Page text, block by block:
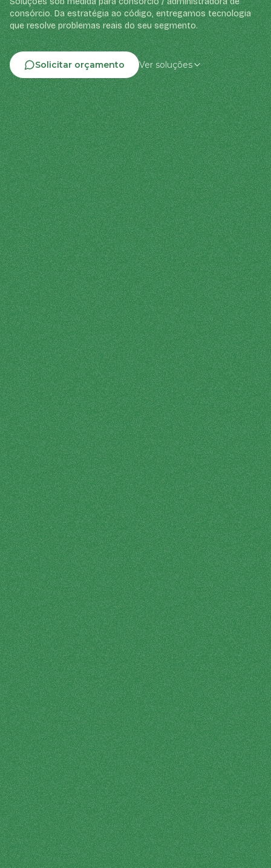
consórcio. Da estratégia ao código, entregamos tecnologia
que resolve problemas reais do seu segmento.
Solicitar orçamento Ver soluções